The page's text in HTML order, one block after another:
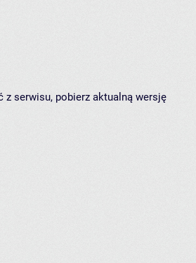
z serwisu, pobierz aktualną wersję